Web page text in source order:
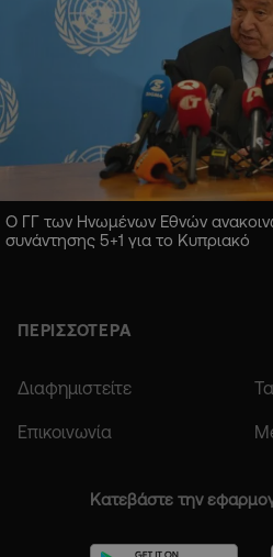
Ο ΓΓ των Ηνωμένων Εθνών
συνάντησης 5+1 για το Κυπριακό
ΠΕΡΙΣΣΟΤΕΡΑ
Διαφημιστείτε
Επικοινωνία
Κατεβάστε την